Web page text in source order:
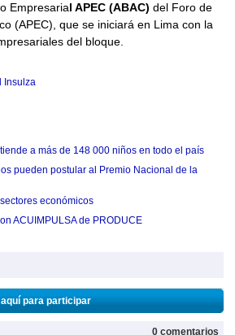
Empresarial APEC (ABAC) del Foro de
(APEC), que se iniciará en Lima con la
del bloque.
Insulza
a más de 148 000 niños en todo el país
pueden postular al Premio Nacional de la
económicos
ACUIMPULSA de PRODUCE
para participar
0 comentarios